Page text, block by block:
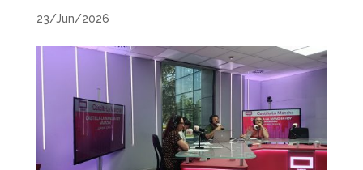
23/Jun/2026